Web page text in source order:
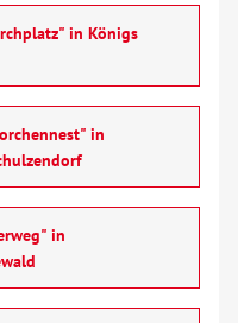
in Königs
in
in